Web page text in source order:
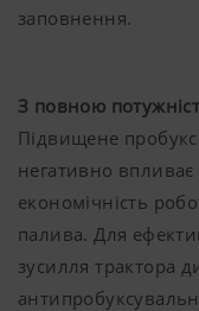
заповнення.
З повною
Підвищене
негативно впливає
економічність
палива. Для
зусилля трактора